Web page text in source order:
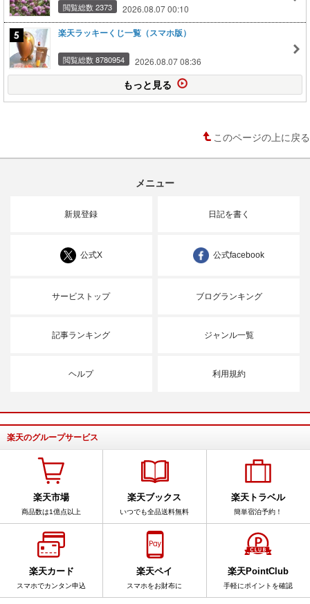
閲覧総数 2373 2026.08.07 00:10
楽天ラッキーくじ一覧（スマホ版）
閲覧総数 8780954 2026.08.07 08:36
もっと見る
このページの上に戻る
メニュー
新規登録 日記を書く
公式X 公式facebook
サービストップ ブログランキング
記事ランキング ジャンル一覧
ヘルプ 利用規約
楽天のグループサービス
楽天市場
商品数は1億点以上
楽天ブックス
いつでも全品送料無料
楽天トラベル
簡単宿泊予約！
楽天カード
スマホでカンタン申込
楽天ペイ
スマホをお財布に
楽天PointClub
手軽にポイントを確認